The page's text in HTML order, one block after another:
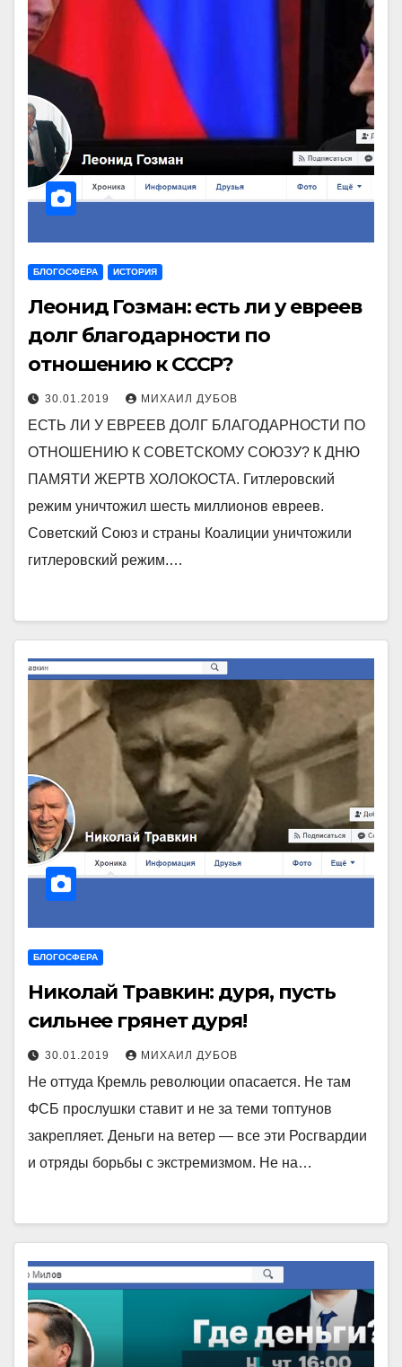
БЛОГОСФЕРА ИСТОРИЯ
Леонид Гозман: есть ли у евреев
долг благодарности по
отношению к СССР?
30.01.2019 МИХАИЛ ДУБОВ
ЕСТЬ ЛИ У ЕВРЕЕВ ДОЛГ БЛАГОДАРНОСТИ ПО
ОТНОШЕНИЮ К СОВЕТСКОМУ СОЮЗУ? К ДНЮ
ПАМЯТИ ЖЕРТВ ХОЛОКОСТА. Гитлеровский
режим уничтожил шесть миллионов евреев.
Советский Союз и страны Коалиции уничтожили
гитлеровский режим.…
БЛОГОСФЕРА
Николай Травкин: дуря, пусть
сильнее грянет дуря!
30.01.2019 МИХАИЛ ДУБОВ
Не оттуда Кремль революции опасается. Не там
ФСБ прослушки ставит и не за теми топтунов
закрепляет. Деньги на ветер — все эти Росгвардии
и отряды борьбы с экстремизмом. Не на…